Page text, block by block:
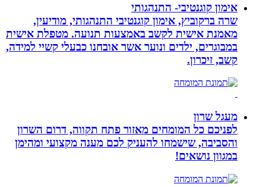
אימון קוגנטיבי- התנהגותי
שרה ברקוביץ, אימון קוגנטיבי התנהגותי, מודיעין,
מאמנת אישית לקשב באמצעות תנועה. מטפלת אישית
במבוגרים, ילדים ונוער אשר אובחנו כבעלי קשיי למידה,
קשב, זיכרון.
מעגל שרון
לפניכם כל המומחים מאזור פתח תקווה, דרום השרון
והסביבה, שישמחו להעניק לכם מענה מקצועי ומהימן
במגוון נושאים!